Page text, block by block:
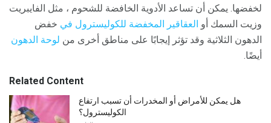
لخفضها. يمكن أن تساعد الأدوية الخافضة للشحوم ، مثل الفايبريت
وزيت السمك أو العقاقير المخفضة للكوليسترول في خفض
الدهون الثلاثية وقد تؤثر إيجابًا على مناطق أخرى من لوحة الدهون
أيضًا.
Related Content
هل يمكن للأمراض أو المخدرات أن تسبب ارتفاع
الكوليسترول؟